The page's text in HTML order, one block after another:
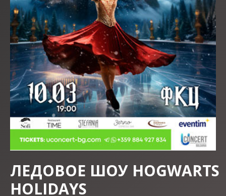
ЛЕДОВОЕ ШОУ HOGWARTS
HOLIDAYS